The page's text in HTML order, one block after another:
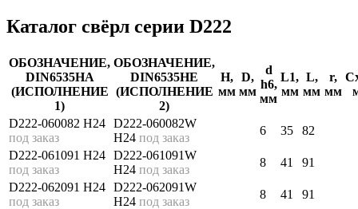
Каталог свёрл серии D222
ОБОЗНАЧЕНИЕ,
DIN6535HA
(ИСПОЛНЕНИЕ
1)
ОБОЗНАЧЕНИЕ,
DIN6535HE
(ИСПОЛНЕНИЕ
2)
H,
мм
D,
мм
d
h6,
мм
L1,
мм
L,
мм
r,
мм
D222-060082 H24
под заказ
D222-060082W
H24 под заказ
6 35
82
D222-061091 H24
под заказ
D222-061091W
H24 под заказ
8 41
91
D222-062091 H24
под заказ
D222-062091W
H24 под заказ
8 41
91